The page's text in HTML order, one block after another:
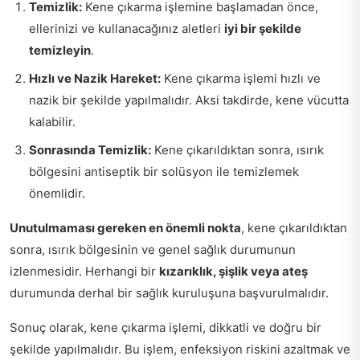
Temizlik: Kene çıkarma işlemine başlamadan önce,
ellerinizi ve kullanacağınız aletleri iyi bir şekilde
temizleyin.
Hızlı ve Nazik Hareket: Kene çıkarma işlemi hızlı ve
nazik bir şekilde yapılmalıdır. Aksi takdirde, kene vücutta
kalabilir.
Sonrasında Temizlik: Kene çıkarıldıktan sonra, ısırık
bölgesini antiseptik bir solüsyon ile temizlemek
önemlidir.
Unutulmaması gereken en önemli nokta, kene çıkarıldıktan
sonra, ısırık bölgesinin ve genel sağlık durumunun
izlenmesidir. Herhangi bir kızarıklık, şişlik veya ateş
durumunda derhal bir sağlık kuruluşuna başvurulmalıdır.
Sonuç olarak, kene çıkarma işlemi, dikkatli ve doğru bir
şekilde yapılmalıdır. Bu işlem, enfeksiyon riskini azaltmak ve